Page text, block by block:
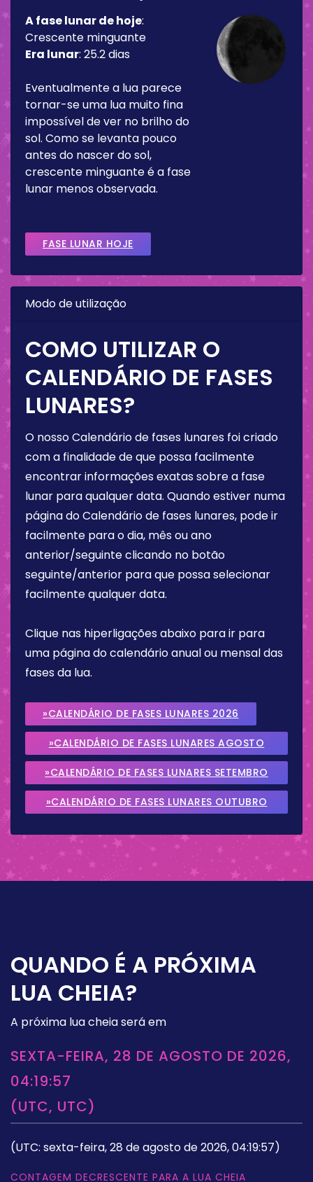
A fase lunar de hoje:
Crescente minguante
Era lunar: 25.2 dias
Eventualmente a lua parece
tornar-se uma lua muito fina
impossível de ver no brilho do
sol. Como se levanta pouco
antes do nascer do sol,
crescente minguante é a fase
lunar menos observada.
FASE LUNAR HOJE
Modo de utilização
COMO UTILIZAR O
CALENDÁRIO DE FASES
LUNARES?
O nosso Calendário de fases lunares foi criado
com a finalidade de que possa facilmente
encontrar informações exatas sobre a fase
lunar para qualquer data. Quando estiver numa
página do Calendário de fases lunares, pode ir
facilmente para o dia, mês ou ano
anterior/seguinte clicando no botão
seguinte/anterior para que possa selecionar
facilmente qualquer data.
Clique nas hiperligações abaixo para ir para
uma página do calendário anual ou mensal das
fases da lua.
»CALENDÁRIO DE FASES LUNARES 2026
»CALENDÁRIO DE FASES LUNARES AGOSTO
2026
»CALENDÁRIO DE FASES LUNARES SETEMBRO
2026
»CALENDÁRIO DE FASES LUNARES OUTUBRO
QUANDO É A PRÓXIMA
LUA CHEIA?
A próxima lua cheia será em
SEXTA-FEIRA, 28 DE AGOSTO DE 2026,
04:19:57
(UTC, UTC)
(UTC: sexta-feira, 28 de agosto de 2026, 04:19:57)
CONTAGEM DECRESCENTE PARA A LUA CHEIA